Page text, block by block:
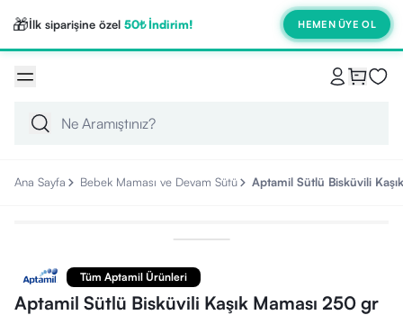
🎁İlk siparişine özel 50₺ İndirim! HEMEN ÜYE OL
Ana Sayfa Bebek Maması ve Devam Sütü Aptamil Sütlü Bisküvili
Tüm Aptamil Ürünleri
Aptamil Sütlü Bisküvili Kaşık Maması 250 gr